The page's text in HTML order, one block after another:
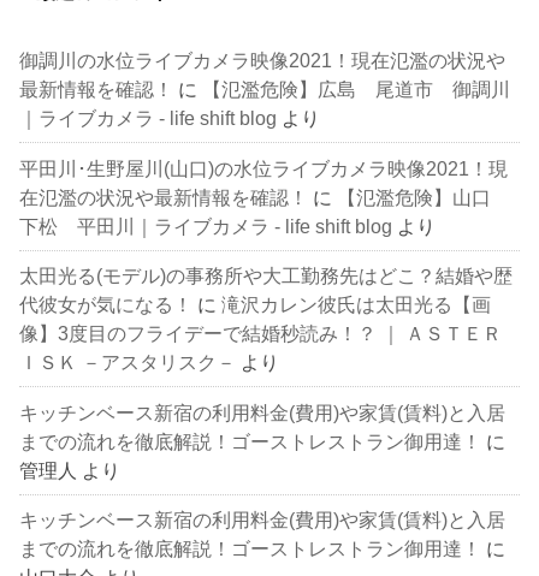
御調川の水位ライブカメラ映像2021！現在氾濫の状況や
最新情報を確認！
に
【氾濫危険】広島 尾道市 御調川
｜ライブカメラ - life shift blog より
平田川･生野屋川(山口)の水位ライブカメラ映像2021！現
在氾濫の状況や最新情報を確認！
に
【氾濫危険】山口
下松 平田川｜ライブカメラ - life shift blog より
太田光る(モデル)の事務所や大工勤務先はどこ？結婚や歴
代彼女が気になる！
に滝沢カレン彼氏は太田光る【画
像】3度目のフライデーで結婚秒読み！？ ｜ ＡＳＴＥＲ
ＩＳＫ －アスタリスク－ より
キッチンベース新宿の利用料金(費用)や家賃(賃料)と入居
までの流れを徹底解説！ゴーストレストラン御用達！
に
管理人 より
キッチンベース新宿の利用料金(費用)や家賃(賃料)と入居
までの流れを徹底解説！ゴーストレストラン御用達！
に